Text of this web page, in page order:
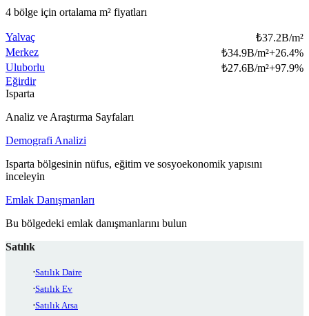
4 bölge için ortalama m² fiyatları
Yalvaç ₺37.2B/m²
Merkez
₺34.9B/m²+26.4%
Uluborlu
₺27.6B/m²+97.9%
Eğirdir
Isparta
Analiz ve Araştırma Sayfaları
Demografi Analizi
Isparta bölgesinin nüfus, eğitim ve sosyoekonomik yapısını
inceleyin
Emlak Danışmanları
Bu bölgedeki emlak danışmanlarını bulun
Satılık
Satılık Daire
Satılık Ev
Satılık Arsa